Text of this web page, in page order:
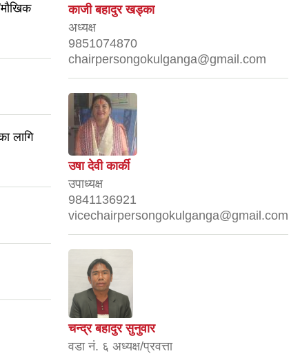
लागि
काजी बहादुर खड्का
अध्यक्ष
9851074870
chairpersongokulganga@gmail.com
उषा देवी कार्की
उपाध्यक्ष
9841136921
vicechairpersongokulganga@gmail.com
चन्द्र बहादुर सुनुवार
वडा नं. ६ अध्यक्ष/प्रवत्ता